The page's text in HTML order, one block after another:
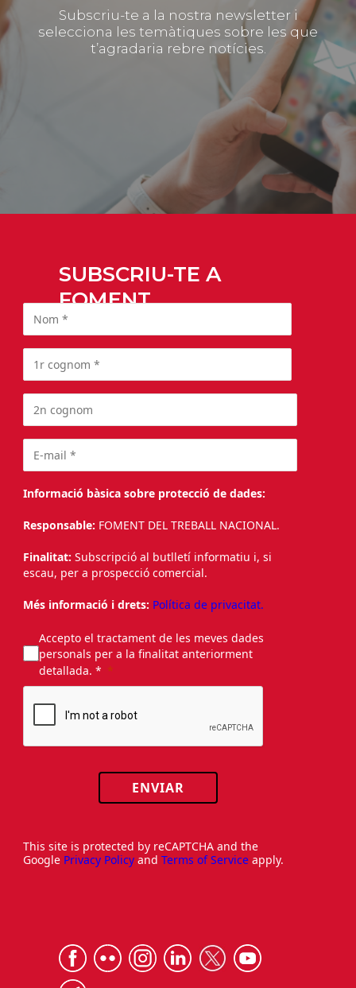
Subscriu-te a la nostra newsletter i
selecciona les temàtiques sobre les que
t’agradaria rebre notícies.
SUBSCRIU-TE A
FOMENT
Informació bàsica sobre protecció de dades:
Responsable: FOMENT DEL TREBALL NACIONAL.
Finalitat: Subscripció al butlletí informatiu i, si
escau, per a prospecció comercial.
Més informació i drets: Política de privacitat.
Accepto el tractament de les meves dades
personals per a la finalitat anteriorment
detallada. *
ENVIAR
This site is protected by reCAPTCHA and the
Google Privacy Policy and Terms of Service apply.